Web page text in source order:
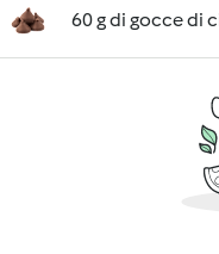
60 g di gocce di